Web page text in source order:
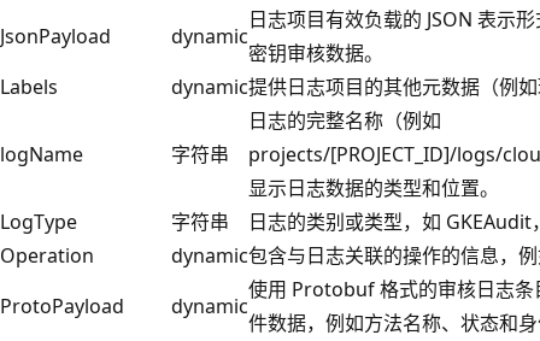
JsonPayload
dynamic
日志项目有效负载的 JSON 表示
密钥审核数据。
Labels
dynamic提供日志项目的其他元数据（例
logName 字符串
日志的完整名称（例如
projects/[PROJECT_ID]/logs/
显示日志数据的类型和位置。
LogType
字符串
日志的类别或类型，如
Operation
dynamic包含与日志关联的操作的信息，
ProtoPayload
dynamic
使用 Protobuf 格式的审核日志条
件数据，例如方法名称、状态和